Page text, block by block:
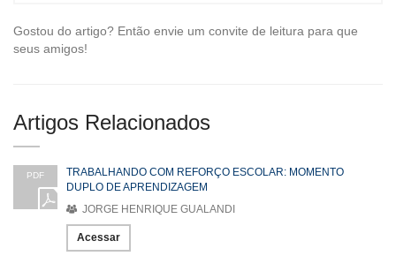
Gostou do artigo? Então envie um convite de leitura para que
seus amigos!
Artigos Relacionados
PDF
TRABALHANDO COM REFORÇO ESCOLAR: MOMENTO
DUPLO DE APRENDIZAGEM
JORGE HENRIQUE GUALANDI
Acessar